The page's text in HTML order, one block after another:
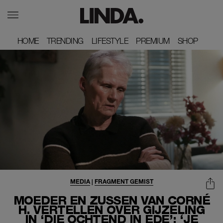
HOME
HOME TRENDING
TRENDING LIFESTYLE
LIFESTYLE PREMIUM
PREMIUM SHOP
SHOP
MOEDER EN ZUSSEN VAN CORNÉ
H. VERTELLEN OVER GIJZELING
IN ‘DIE OCHTEND IN EDE’: ‘JE
MEDIA| FRAGMENT GEMIST